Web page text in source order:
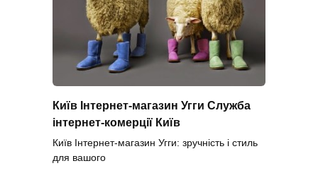
Київ Інтернет-магазин Угги Служба
інтернет-комерції Київ
Київ Інтернет-магазин Угги: зручність і стиль
для вашого